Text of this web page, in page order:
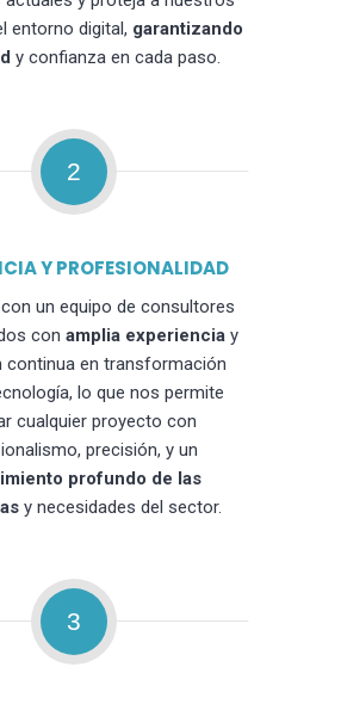
entorno digital, garantizando
y confianza en cada paso.
2
Y PROFESIONALIDAD
un equipo de consultores
con amplia experienciay
continua en transformación
lo que nos permite
cualquier proyecto con
precisión, y un
profundo de las
y necesidades del sector.
3